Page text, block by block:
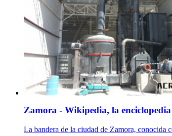
Zamora - Wikipedia, la
La bandera de la ciudad de Zamora, conocida